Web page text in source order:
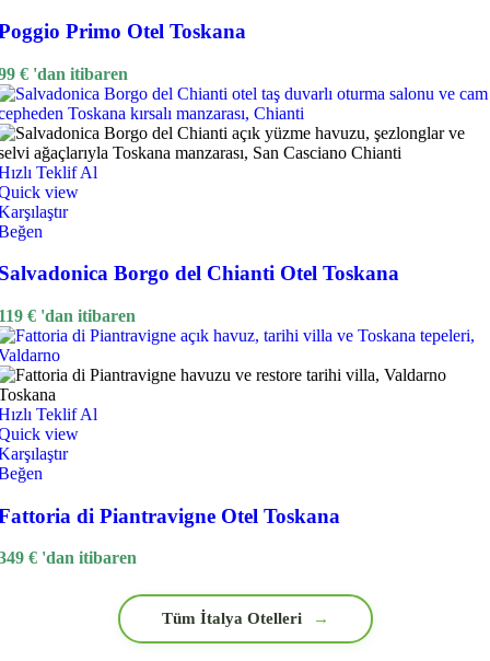
Primo Otel Toskana
€ 'dan itibaren
Teklif Al
view
Borgo del Chianti Otel Toskana
€ 'dan itibaren
Teklif Al
view
di Piantravigne Otel Toskana
€ 'dan itibaren
Tüm İtalya Otelleri →